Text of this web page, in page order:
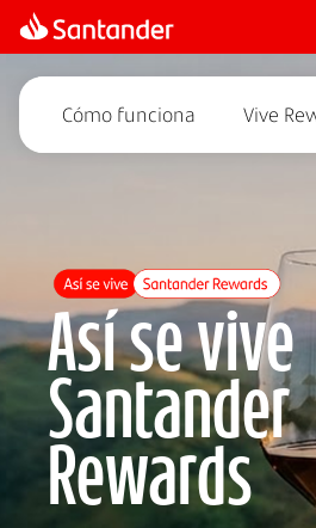
Cómo funciona Vive
Así se vive
Santander
Rewards